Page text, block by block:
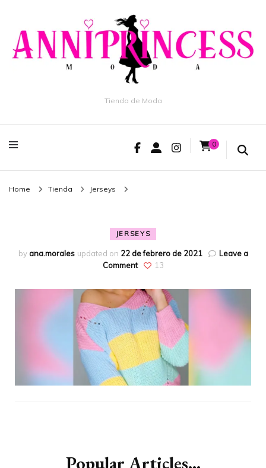
Tienda de Moda
0
Home Tienda Jerseys
JERSEYS
byana.morales updated on 22 de febrero de 2021
Leave a
Comment
13
Popular Articles...